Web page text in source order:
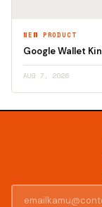
NEW PRODUCT
Google Wallet
AUG 7, 2026